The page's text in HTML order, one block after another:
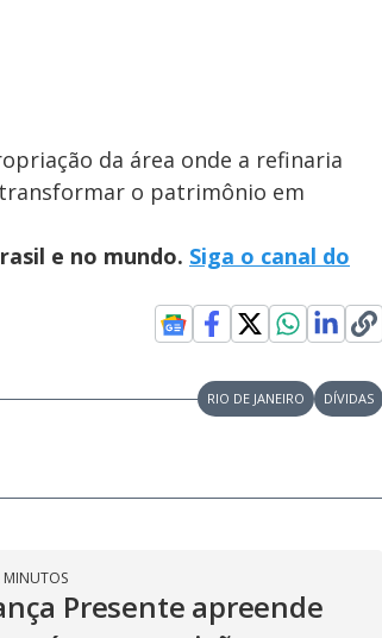
da área onde a refinaria
o patrimônio em
e no mundo. Siga o canal do
RIO DE JANEIRO DÍVIDAS
Presente apreende